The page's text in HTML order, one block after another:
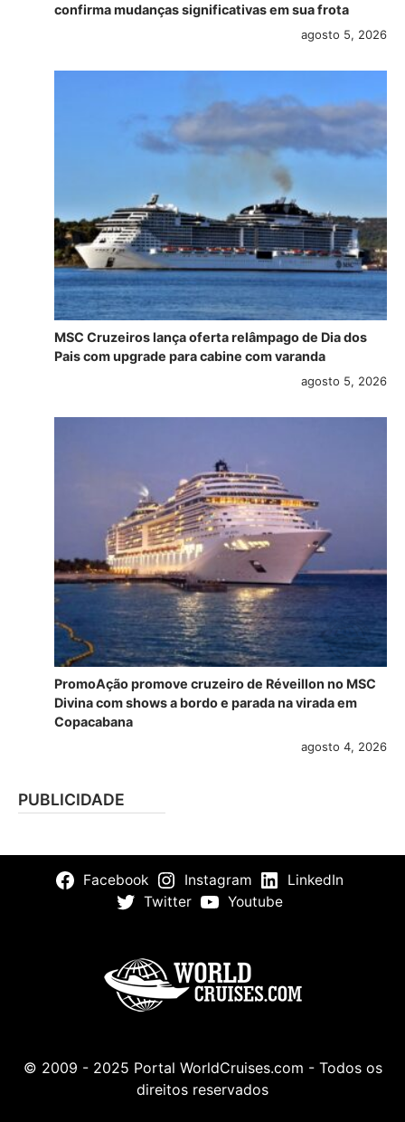
confirma mudanças significativas em sua frota
agosto 5, 2026
MSC Cruzeiros lança oferta relâmpago de Dia dos
Pais com upgrade para cabine com varanda
agosto 5, 2026
PromoAção promove cruzeiro de Réveillon no MSC
Divina com shows a bordo e parada na virada em
Copacabana
agosto 4, 2026
PUBLICIDADE
Facebook Instagram
LinkedIn
Twitter
Youtube
© 2009 - 2025 Portal WorldCruises.com - Todos os
direitos reservados